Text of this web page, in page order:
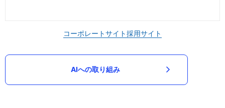
コーポレートサイト採用サイト
AIへの取り組み